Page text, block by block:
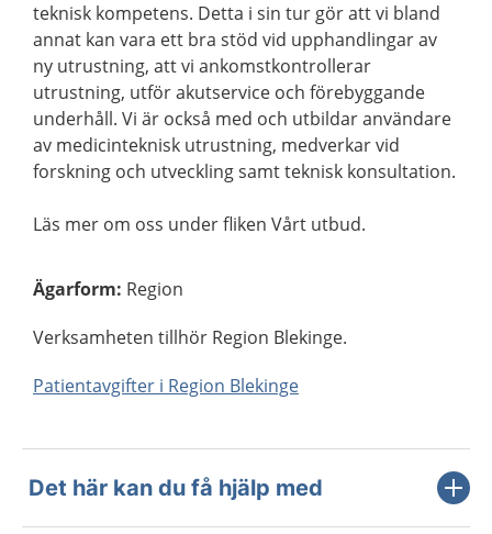
teknisk kompetens. Detta i sin tur gör att vi bland
annat kan vara ett bra stöd vid upphandlingar av
ny utrustning, att vi ankomstkontrollerar
utrustning, utför akutservice och förebyggande
underhåll. Vi är också med och utbildar användare
av medicinteknisk utrustning, medverkar vid
forskning och utveckling samt teknisk konsultation.
Läs mer om oss under fliken Vårt utbud.
Ägarform: Region
Verksamheten tillhör Region Blekinge.
Patientavgifter i Region Blekinge
Det här kan du få hjälp med